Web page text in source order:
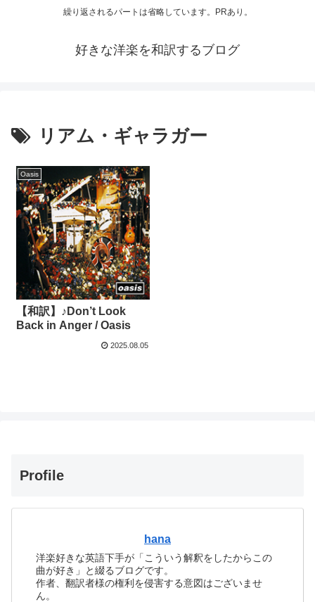
繰り返されるパートは省略しています。PRあり。
好きな洋楽を和訳するブログ
リアム・ギャラガー
Oasis
【和訳】♪Don’t Look
Back in Anger / Oasis
2025.08.05
Profile
hana
洋楽好きな英語下手が「こういう解釈をしたからこの
曲が好き」と綴るブログです。
作者、翻訳者様の権利を侵害する意図はございませ
ん。